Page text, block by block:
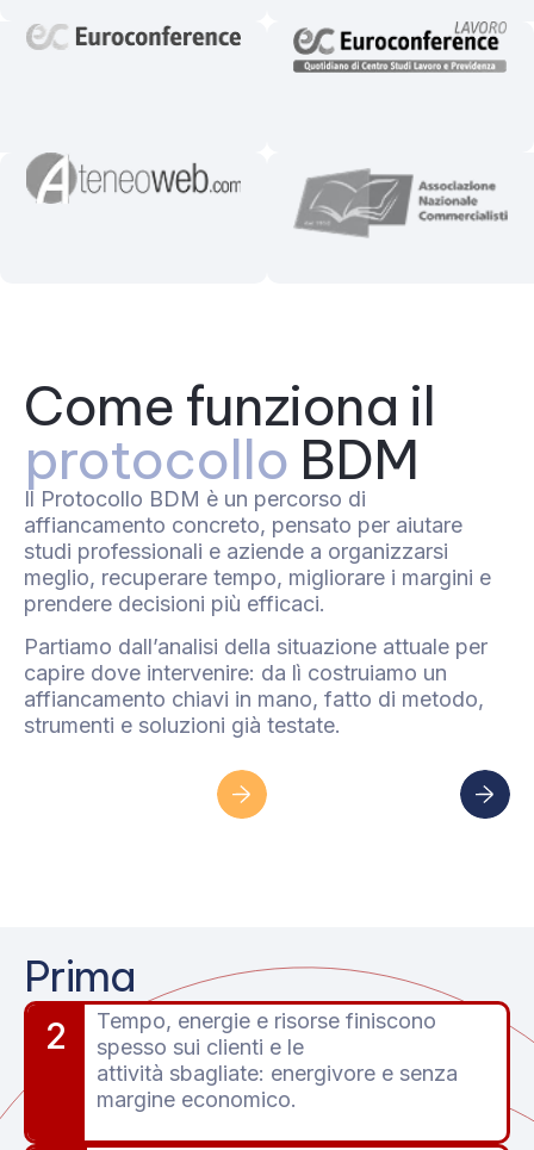
Come funziona il
protocollo BDM
Il Protocollo BDM è un percorso di
affiancamento concreto, pensato per aiutare
studi professionali e aziende a organizzarsi
meglio, recuperare tempo, migliorare i margini e
prendere decisioni più efficaci.
Partiamo dall’analisi della situazione attuale per
capire dove intervenire: da lì costruiamo un
affiancamento chiavi in mano, fatto di metodo,
strumenti e soluzioni già testate.
Prima
2
Tempo, energie e risorse finiscono
spesso sui clienti e le
attività sbagliate: energivore e senza
margine economico.